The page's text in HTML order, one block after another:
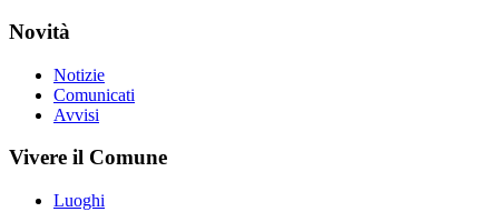
Novità
Notizie
Comunicati
Avvisi
Vivere il Comune
Luoghi